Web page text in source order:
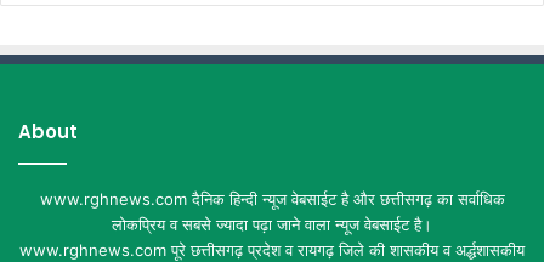
About
www.rghnews.com दैनिक हिन्दी न्यूज वेबसाईट है और छत्तीसगढ़ का सर्वाधिक
लोकप्रिय व सबसे ज्यादा पढ़ा जाने वाला न्यूज वेबसाईट है।
www.rghnews.com पूरे छत्तीसगढ़ प्रदेश व रायगढ़ जिले की शासकीय व अर्द्धशासकीय